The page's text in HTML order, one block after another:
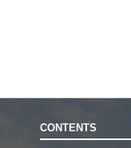
CONTENTS